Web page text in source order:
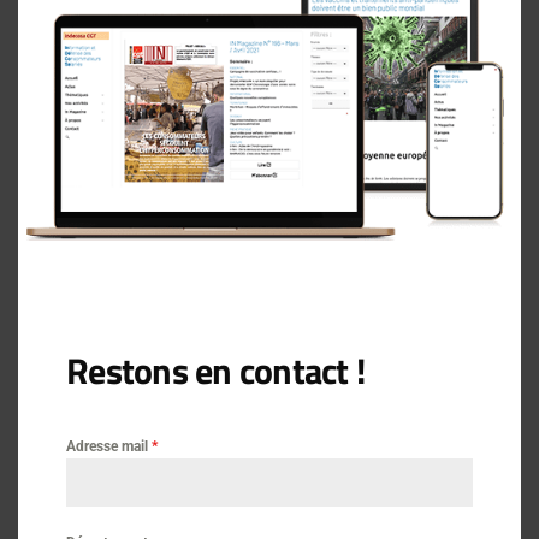
Actus
Énergie
Restons en contact !
Adresse mail *